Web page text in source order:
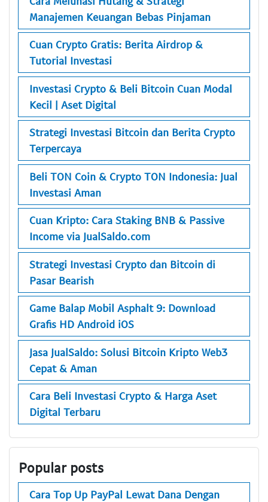
Manajemen Keuangan Bebas Pinjaman
Cuan Crypto Gratis: Berita Airdrop &
Tutorial Investasi
Investasi Crypto & Beli Bitcoin Cuan Modal
Kecil | Aset Digital
Strategi Investasi Bitcoin dan Berita Crypto
Terpercaya
Beli TON Coin & Crypto TON Indonesia: Jual
Investasi Aman
Cuan Kripto: Cara Staking BNB & Passive
Income via JualSaldo.com
Strategi Investasi Crypto dan Bitcoin di
Pasar Bearish
Game Balap Mobil Asphalt 9: Download
Grafis HD Android iOS
Jasa JualSaldo: Solusi Bitcoin Kripto Web3
Cepat & Aman
Cara Beli Investasi Crypto & Harga Aset
Digital Terbaru
Popular posts
Cara Top Up PayPal Lewat Dana Dengan